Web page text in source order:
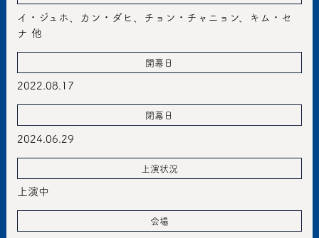
イ・ジュホ、カン・ダヒ、チョン・チャニョン、キム・セ
ナ 他
開幕日
2022.08.17
閉幕日
2024.06.29
上演状況
上演中
会場